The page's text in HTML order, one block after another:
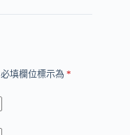
必填欄位標示為 *